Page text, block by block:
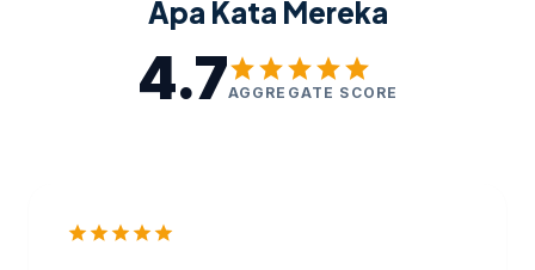
Apa Kata Mereka
4.7starstarstarstarstar
AGGREGATE SCORE
starstarstarstarstar